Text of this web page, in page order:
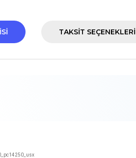
TAKSIT SEÇENEKLERI